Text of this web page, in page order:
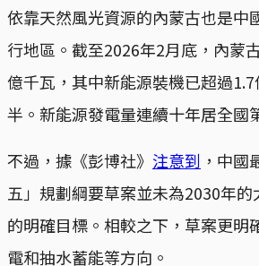
依靠天然風光資源的內蒙古也是中
行地區。截至2026年2月底，內蒙
億千瓦，其中新能源裝機已超過
半。新能源發電量連續十年居全國
不過，據《彭博社》 注意到 ，中國
五」規劃綱要草案並未為2030年
的明確目標。相較之下，草案更明
電和抽水蓄能等方向。